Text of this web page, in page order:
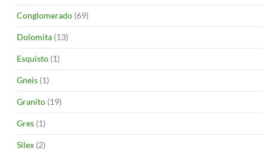
Conglomerado (69)
Dolomita (13)
Esquisto (1)
Gneis (1)
Granito (19)
Gres (1)
Silex (2)